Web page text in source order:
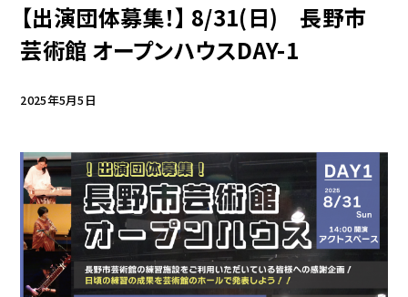
【出演団体募集！】 8/31(日) 長野市
芸術館 オープンハウスDAY-1
2025年5月5日